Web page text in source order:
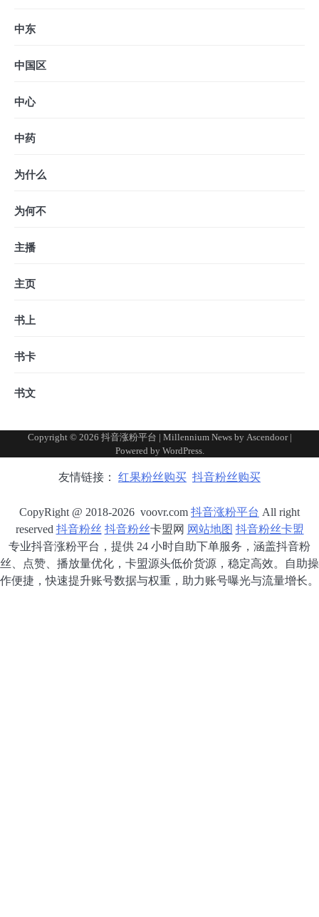
中东
中国区
中心
中药
为什么
为何不
主播
主页
书上
书卡
书文
Copyright © 2026 抖音涨粉平台 | Millennium News by Ascendoor|
Powered by WordPress.
友情链接： 红果粉丝购买 抖音粉丝购买
CopyRight @ 2018-2026 voovr.com 抖音涨粉平台 All right
reserved 抖音粉丝 抖音粉丝卡盟网 网站地图 抖音粉丝卡盟
专业抖音涨粉平台，提供 24 小时自助下单服务，涵盖抖音粉
丝、点赞、播放量优化，卡盟源头低价货源，稳定高效。自助操
作便捷，快速提升账号数据与权重，助力账号曝光与流量增长。